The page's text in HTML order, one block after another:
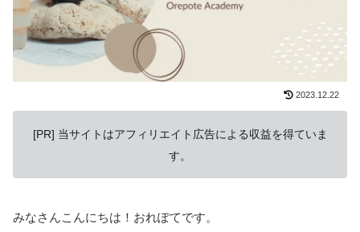
2023.12.22
[PR] 当サイトはアフィリエイト広告による収益を得ていま
す。
みなさんこんにちは！おれぽてです。